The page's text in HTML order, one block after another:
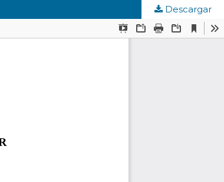
Descargar